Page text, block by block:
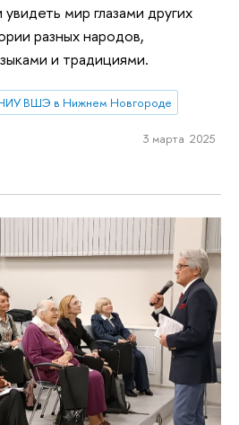
мир глазами других
разных народов,
и традициями.
ВШЭ в Нижнем Новгороде
3 марта 2025